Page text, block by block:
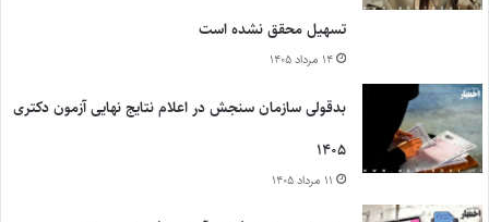
تسهیل محقق نشده است
۱۴ مرداد ۱۴۰۵
بدقولی سازمان سنجش در اعلام نتایج نهایی آزمون دکتری
۱۴۰۵
۱۱ مرداد ۱۴۰۵